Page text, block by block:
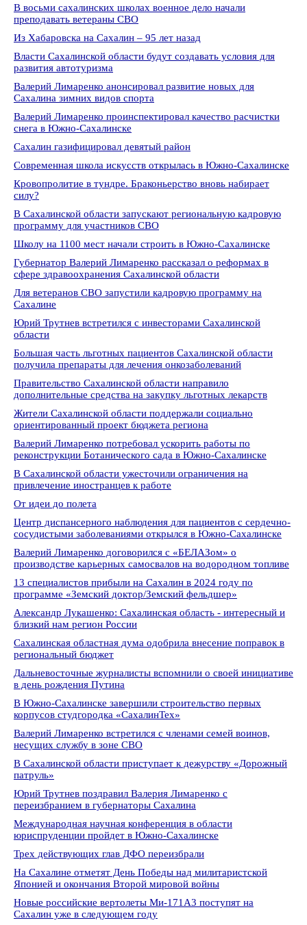
В восьми сахалинских школах военное дело начали
преподавать ветераны СВО
Из Хабаровска на Сахалин – 95 лет назад
Власти Сахалинской области будут создавать условия для
развития автотуризма
Валерий Лимаренко анонсировал развитие новых для
Сахалина зимних видов спорта
Валерий Лимаренко проинспектировал качество расчистки
снега в Южно-Сахалинске
Сахалин газифицировал девятый район
Современная школа искусств открылась в Южно-Сахалинске
Кровопролитие в тундре. Браконьерство вновь набирает
силу?
В Сахалинской области запускают региональную кадровую
программу для участников СВО
Школу на 1100 мест начали строить в Южно-Сахалинске
Губернатор Валерий Лимаренко рассказал о реформах в
сфере здравоохранения Сахалинской области
Для ветеранов СВО запустили кадровую программу на
Сахалине
Юрий Трутнев встретился с инвесторами Сахалинской
области
Большая часть льготных пациентов Сахалинской области
получила препараты для лечения онкозаболеваний
Правительство Сахалинской области направило
дополнительные средства на закупку льготных лекарств
Жители Сахалинской области поддержали социально
ориентированный проект бюджета региона
Валерий Лимаренко потребовал ускорить работы по
реконструкции Ботанического сада в Южно-Сахалинске
В Сахалинской области ужесточили ограничения на
привлечение иностранцев к работе
От идеи до полета
Центр диспансерного наблюдения для пациентов с сердечно-
сосудистыми заболеваниями открылся в Южно-Сахалинске
Валерий Лимаренко договорился с «БЕЛАЗом» о
производстве карьерных самосвалов на водородном топливе
13 специалистов прибыли на Сахалин в 2024 году по
программе «Земский доктор/Земский фельдшер»
Александр Лукашенко: Сахалинская область - интересный и
близкий нам регион России
Сахалинская областная дума одобрила внесение поправок в
региональный бюджет
Дальневосточные журналисты вспомнили о своей инициативе
в день рождения Путина
В Южно-Сахалинске завершили строительство первых
корпусов студгородка «СахалинТех»
Валерий Лимаренко встретился с членами семей воинов,
несущих службу в зоне СВО
В Сахалинской области приступает к дежурству «Дорожный
патруль»
Юрий Трутнев поздравил Валерия Лимаренко с
переизбранием в губернаторы Сахалина
Международная научная конференция в области
юриспруденции пройдет в Южно-Сахалинске
Трех действующих глав ДФО переизбрали
На Сахалине отметят День Победы над милитаристской
Японией и окончания Второй мировой войны
Новые российские вертолеты Ми-171А3 поступят на
Сахалин уже в следующем году